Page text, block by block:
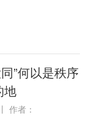
”何以是秩序
地
丨 作者：